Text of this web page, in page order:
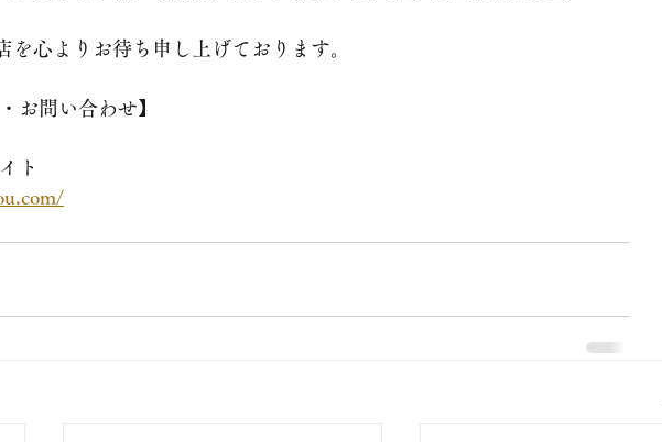
を心よりお待ち申し上げております。
お問い合わせ】
ト